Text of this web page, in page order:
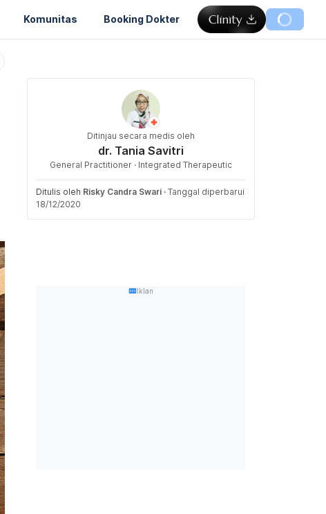
Komunitas Booking Dokter
Ditinjau secara medis oleh
dr. Tania Savitri
General Practitioner · Integrated Therapeutic
Ditulis oleh Risky Candra Swari · Tanggal diperbarui
18/12/2020
Iklan